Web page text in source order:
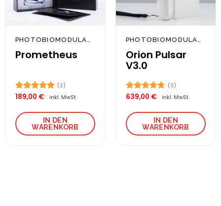
PHOTOBIOMODULATION
Prometheus
Bewertet
von 5
(2)
189,00 € inkl. MwSt.
IN DEN
WARENKORB
PHOTOBIOMODULATION
Orion Pulsar
V3.0
Bewertet
von 5
(3)
639,00 € inkl. MwSt.
IN DEN
WARENKORB